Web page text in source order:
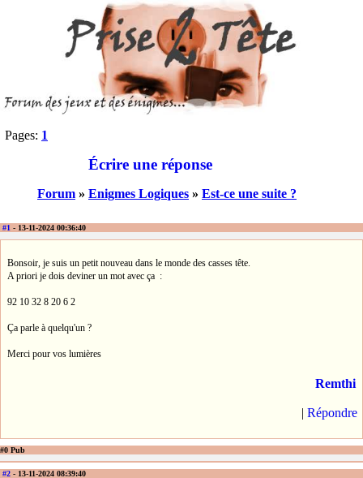
Pages: 1
Écrire une réponse
Forum » Enigmes Logiques » Est-ce une suite ?
#1 - 13-11-2024 00:36:40
Bonsoir, je suis un petit nouveau dans le monde des casses tête.
A priori je dois deviner un mot avec ça :
92 10 32 8 20 6 2
Ça parle à quelqu'un ?
Merci pour vos lumières
Remthi
| Répondre
#0 Pub
#2 - 13-11-2024 08:39:40